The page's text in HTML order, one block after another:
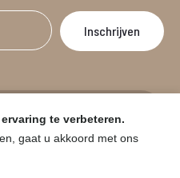
artikelen.
te verbeteren.
gaat u akkoord met ons